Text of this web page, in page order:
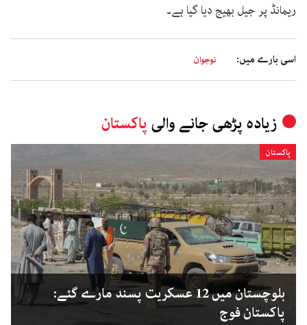
ریمانڈ پر جیل بھیج دیا گیا ہے۔
اسی بارے میں: نوجوان
زیادہ پڑھی جانے والی پاکستان
پاکستان
بلوچستان میں 12 عسکریت پسند مارے گئے:
پاکستان فوج